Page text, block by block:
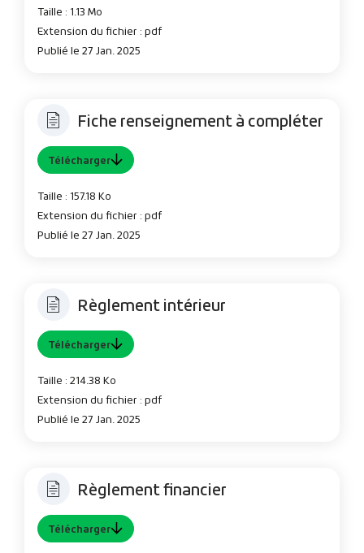
Taille : 1.13 Mo
Extension du fichier : pdf
Publié le 27 Jan. 2025
Fiche renseignement à compléter
Télécharger
Taille : 157.18 Ko
Extension du fichier : pdf
Publié le 27 Jan. 2025
Règlement intérieur
Télécharger
Taille : 214.38 Ko
Extension du fichier : pdf
Publié le 27 Jan. 2025
Règlement financier
Télécharger